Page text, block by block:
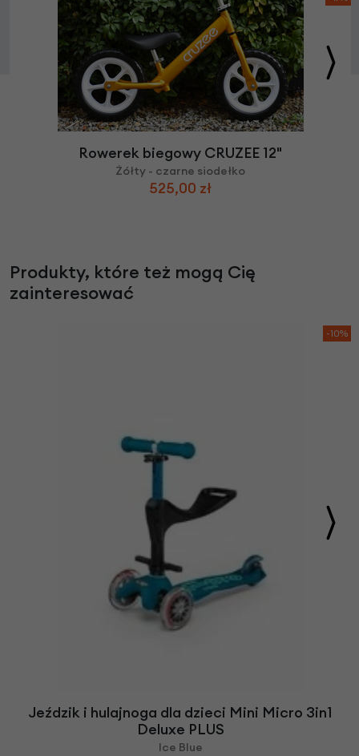
Rowerek biegowy CRUZEE 12"
Żółty - czarne siodełko
525,00 zł
Produkty, które też mogą Cię
zainteresować
-10%
Jeździk i hulajnoga dla dzieci Mini Micro 3in1
Deluxe PLUS
Ice Blue